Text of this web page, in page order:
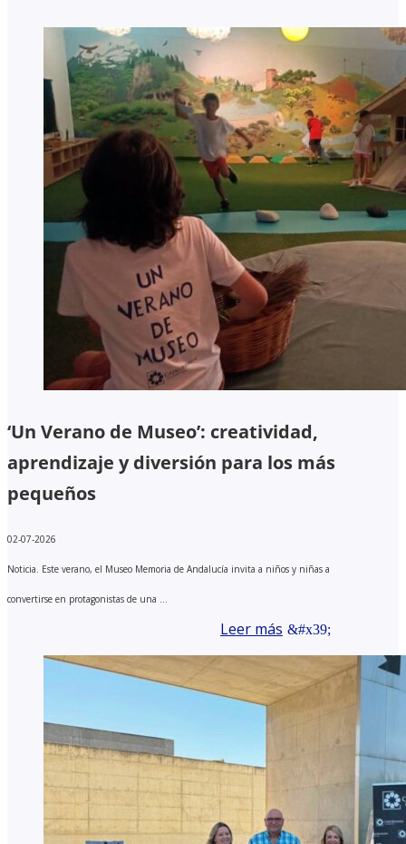
‘Un Verano de Museo’: creatividad,
aprendizaje y diversión para los más
pequeños
02-07-2026
Noticia. Este verano, el Museo Memoria de Andalucía invita a niños y niñas a
convertirse en protagonistas de una ...
Leer más